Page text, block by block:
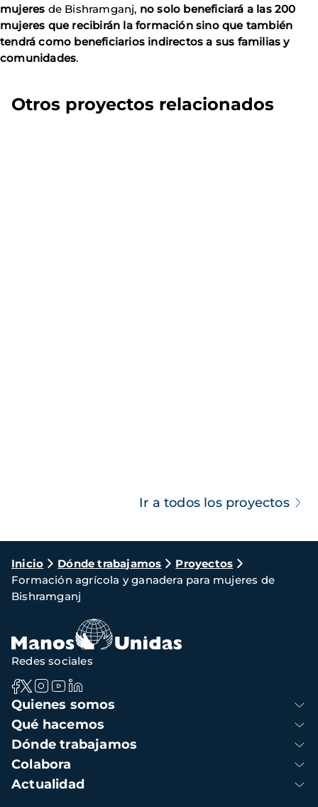
mujeres de Bishramganj, no solo beneficiará a las 200
mujeres que recibirán la formación sino que también
tendrá como beneficiarios indirectos a sus familias y
comunidades.
Otros proyectos relacionados
Ir a todos los proyectos
Ruta
de
navegación
Inicio Dónde trabajamos
Proyectos
Formación agrícola y ganadera para mujeres de
Bishramganj
Navegación
principal
Quienes somos
Qué hacemos
Dónde trabajamos
Colabora
Actualidad
Redes sociales